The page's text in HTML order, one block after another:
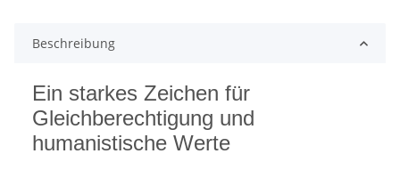
Beschreibung
Ein starkes Zeichen für
Gleichberechtigung und
humanistische Werte